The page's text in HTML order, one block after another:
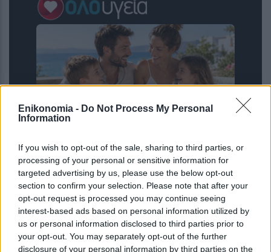
Enikonomia - Do Not Process My Personal
Information
If you wish to opt-out of the sale, sharing to third parties, or
processing of your personal or sensitive information for
targeted advertising by us, please use the below opt-out
section to confirm your selection. Please note that after your
opt-out request is processed you may continue seeing
interest-based ads based on personal information utilized by
us or personal information disclosed to third parties prior to
your opt-out. You may separately opt-out of the further
disclosure of your personal information by third parties on the
Ο αριθμός των παιδιών που έχετε
μπορεί να δείξει πόσο θα ζήσετε –
Πόσα παιδιά φέρνουν μακροζωία